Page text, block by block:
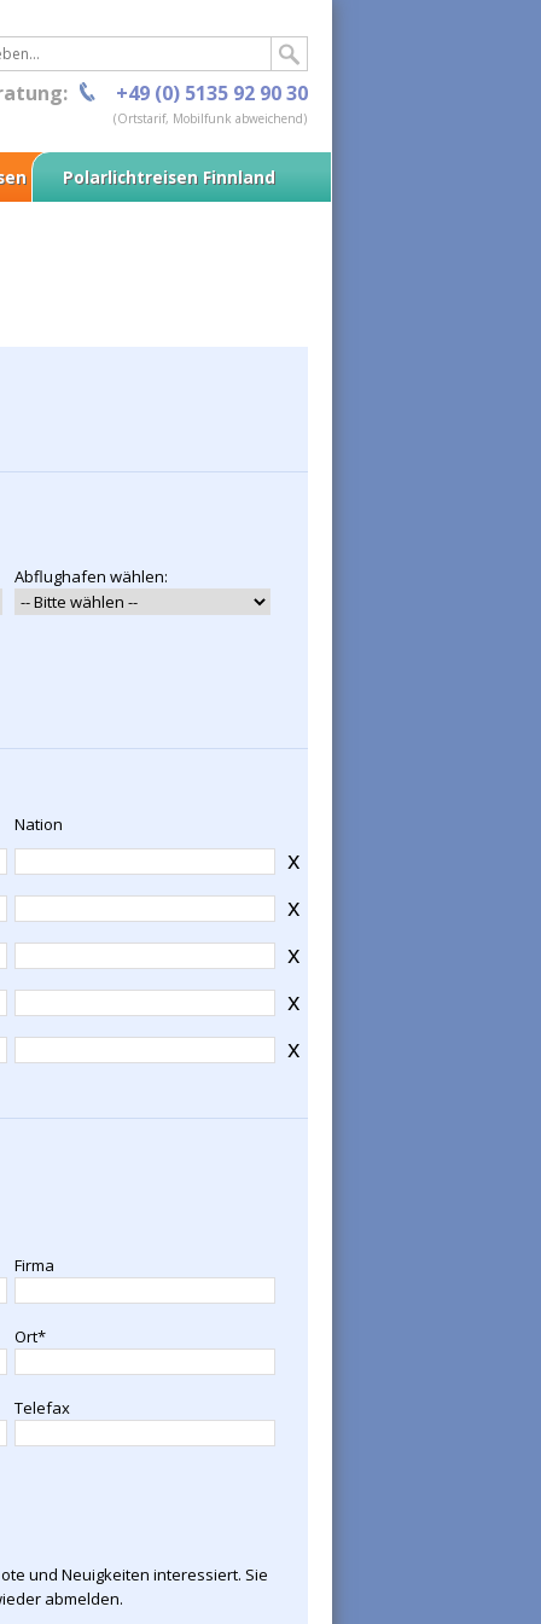
+49 (0) 5135 92 90 30
(Ortstarif, Mobilfunk abweichend)
Polarlichtreisen Finnland
Abflughafen wählen:
Nation
x
x
x
x
x
Firma
Ort*
Telefax
und Neuigkeiten interessiert. Sie
abmelden.